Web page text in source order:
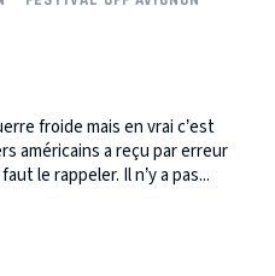
froide mais en vrai c’est
américains a reçu par erreur
le rappeler. Il n’y a pas...